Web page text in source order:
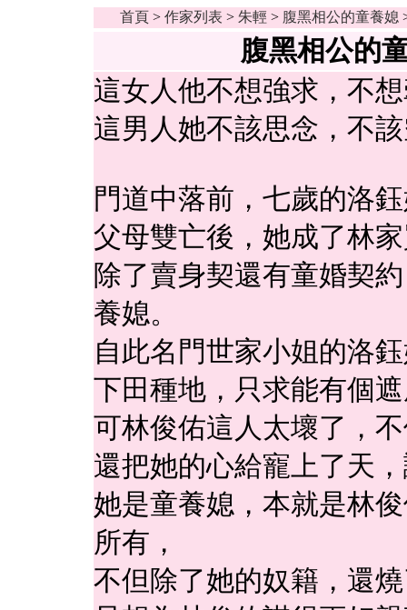
首頁 > 作家列表 > 朱輕 > 腹黑相公的童養媳
腹黑相公的
這女人他不想強求，不
這男人她不該思念，不
門道中落前，七歲的洛
父母雙亡後，她成了林
除了賣身契還有童婚契
養媳。
自此名門世家小姐的洛
下田種地，只求能有個
可林俊佑這人太壞了，
還把她的心給寵上了天
她是童養媳，本就是林
所有，
不但除了她的奴籍，還